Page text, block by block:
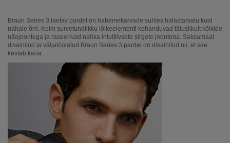
Braun Series 3 laetav pardel on habemekarvade suhtes halastamatu kuid
nahale õrn. Kolm survetundlikku lõikeelementi kohanduvad täiuslikult kõikide
näojoontega ja raseerivad nahka intuitiivsete sirgete joontena. Saksamaal
disainitud ja väljatöötatud Braun Series 3 pardel on disainitud nii, et see
kestab kaua.